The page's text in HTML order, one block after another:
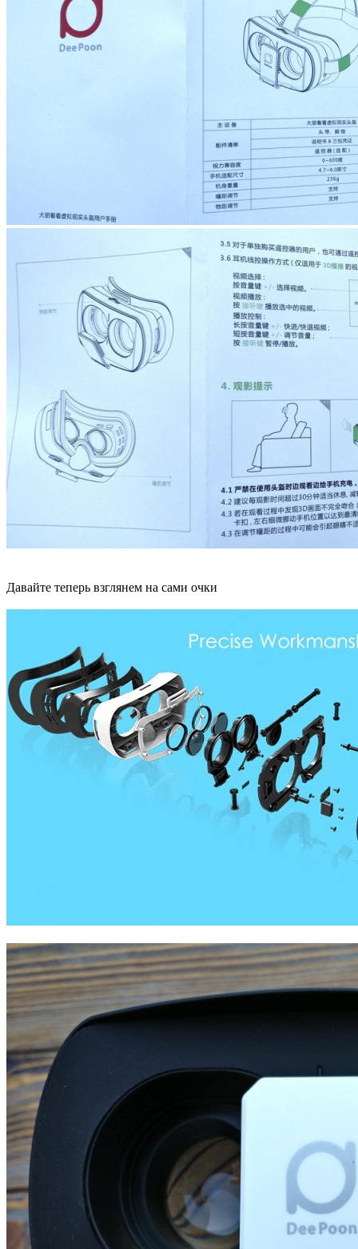
Давайте теперь взглянем на сами очки